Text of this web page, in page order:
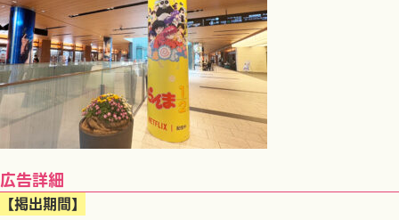
広告詳細
【掲出期間】